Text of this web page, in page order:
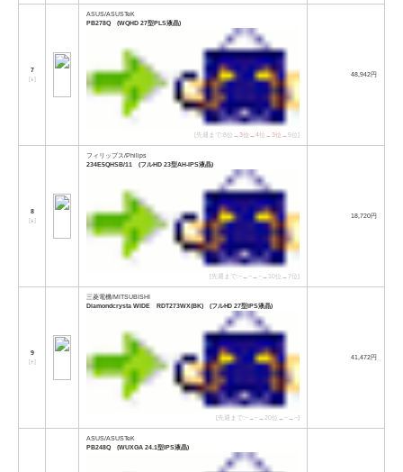
7
[↓]
ASUS/ASUSTeK
PB278Q (WQHD 27型PLS液晶)
[先週まで:8位→3位 →4位 →3位 →5位]
48,942円
8
[↓]
フィリップス/Philips
234E5QHSB/11 (フルHD 23型AH-IPS液晶)
[先週まで:−→−→−→10位→7位]
18,720円
9
[↑]
三菱電機/MITSUBISHI
Diamondcrysta WIDE RDT273WX(BK) (フルHD 27型IPS液晶)
[先週まで:−→−→20位→−→−]
41,472円
ASUS/ASUSTeK
PB248Q (WUXGA 24.1型IPS液晶)